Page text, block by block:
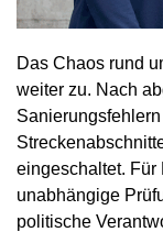
Das Chaos rund
weiter zu. Nach
eingeschaltet. Für
unabhängige
politische